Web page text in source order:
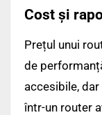
Cost și
Prețul unui
de
accesibile,
într-un router